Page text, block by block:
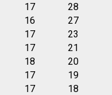
17
28
16
27
17
23
17
21
18
20
17
19
17
18